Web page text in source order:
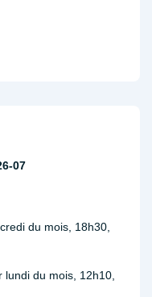
07
du mois, 18h30,
lundi du mois, 12h10,